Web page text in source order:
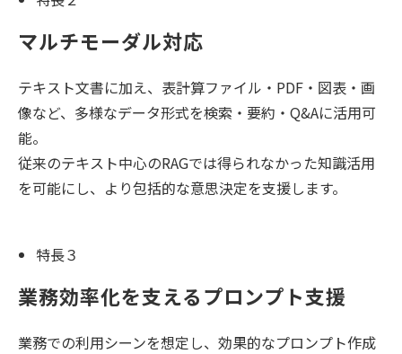
マルチモーダル対応
テキスト文書に加え、表計算ファイル・PDF・図表・画
像など、多様なデータ形式を検索・要約・Q&Aに活用可
能。
従来のテキスト中心のRAGでは得られなかった知識活用
を可能にし、より包括的な意思決定を支援します。
特長３
業務効率化を支えるプロンプト支援
業務での利用シーンを想定し、効果的なプロンプト作成